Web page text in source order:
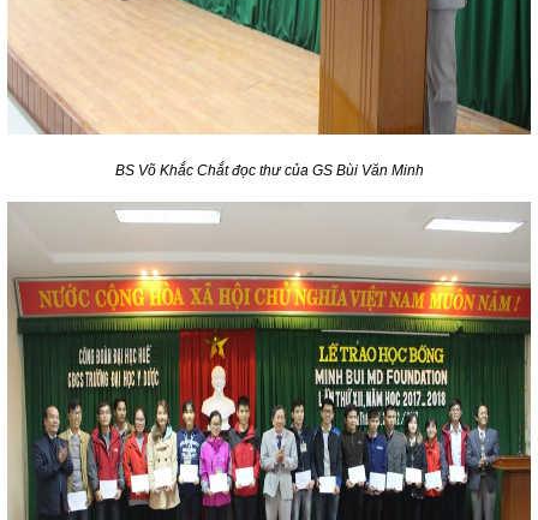
BS Võ Khắc Chắt đọc thư của GS Bùi Văn Minh